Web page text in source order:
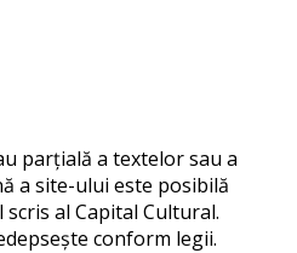
parțială a textelor sau a
a site-ului este posibilă
al Capital Cultural.
conform legii.